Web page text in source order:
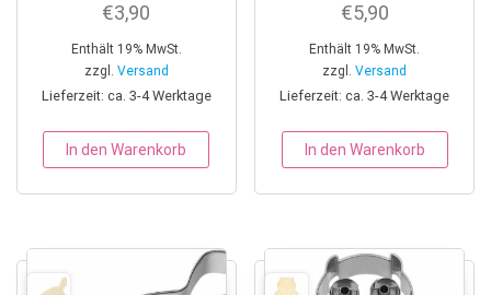
€3,90
Enthält 19% MwSt.
zzgl. Versand
Lieferzeit: ca. 3-4 Werktage
In den Warenkorb
€5,90
Enthält 19% MwSt.
zzgl.Versand
Lieferzeit: ca. 3-4 Werktage
In den Warenkorb